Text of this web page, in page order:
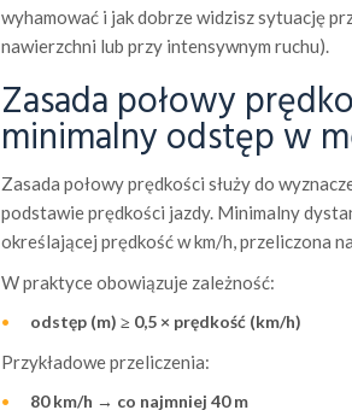
wyhamować i jak dobrze widzisz sytuację
nawierzchni lub przy intensywnym ruchu).
Zasada połowy
minimalny odstęp w
Zasada połowy prędkości służy do
podstawie prędkości jazdy. Minimalny
określającej prędkość w km/h, przeliczona
W praktyce obowiązuje zależność:
odstęp (m) ≥ 0,5 × prędkość (km/h)
Przykładowe przeliczenia:
80 km/h → co najmniej 40 m